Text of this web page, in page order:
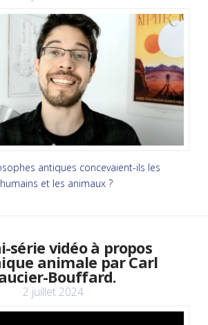
antiques concevaient-ils les
et les animaux ?
série vidéo à propos
animale par Carl
Bouffard.
2 juillet 2024